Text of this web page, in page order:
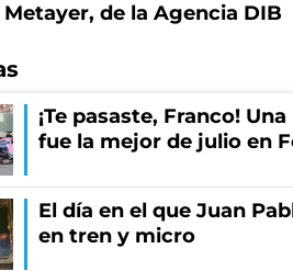
de la Agencia DIB
¡Te pasaste, Franco!
fue la mejor de julio en
El día en el que Juan
en tren y micro